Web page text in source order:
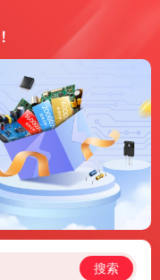
搜索